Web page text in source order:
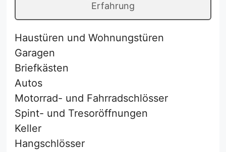
Erfahrung
Haustüren und Wohnungstüren
Garagen
Briefkästen
Autos
Motorrad- und Fahrradschlösser
Spint- und Tresoröffnungen
Keller
Hangschlösser